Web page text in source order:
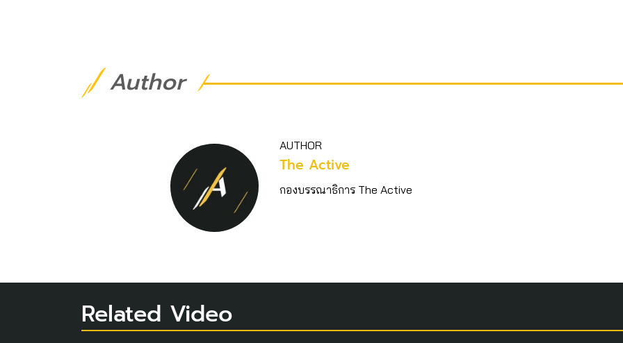
Author
AUTHOR
The Active
กองบรรณาธิการ The Active
Related Video